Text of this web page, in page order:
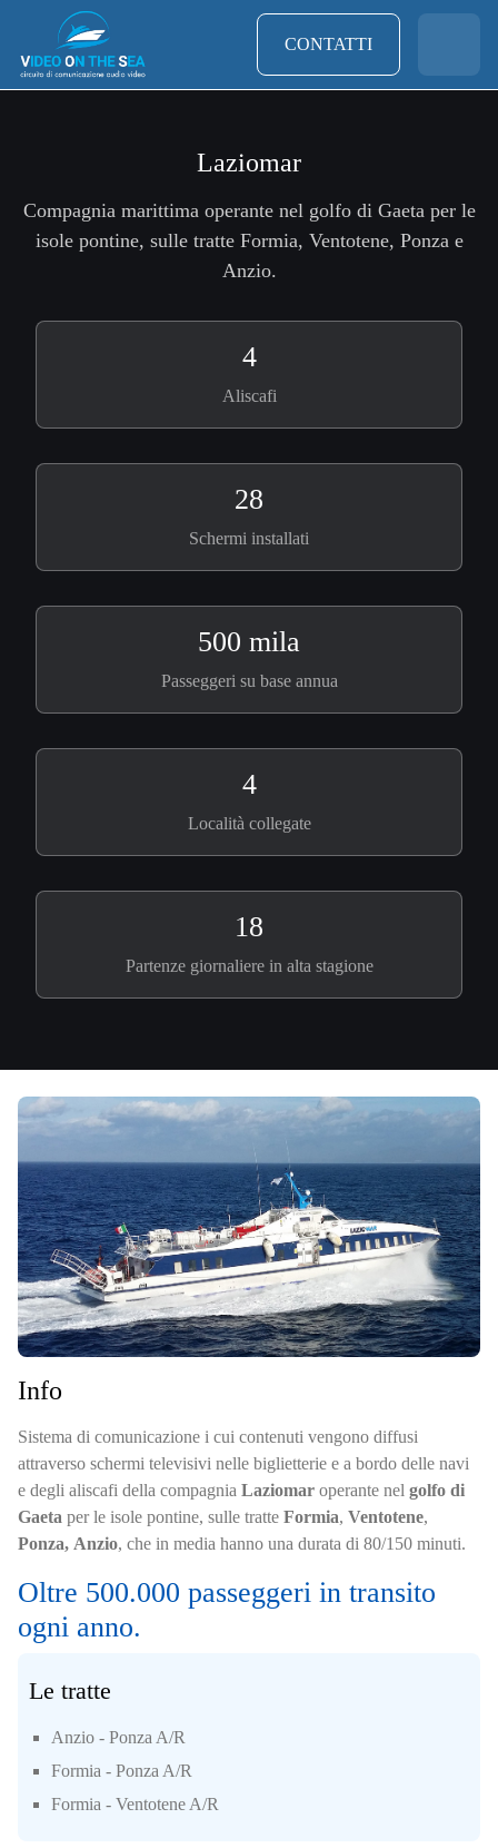
CONTATTI
Laziomar
Compagnia marittima operante nel golfo di Gaeta per le
isole pontine, sulle tratte Formia, Ventotene, Ponza e
Anzio.
4
Aliscafi
28
Schermi installati
500 mila
Passeggeri su base annua
4
Località collegate
18
Partenze giornaliere in alta stagione
Info
Sistema di comunicazione i cui contenuti vengono diffusi
attraverso schermi televisivi nelle biglietterie e a bordo delle navi
e degli aliscafi della compagnia Laziomar operante nel golfo di
Gaeta per le isole pontine, sulle tratte Formia, Ventotene,
Ponza, Anzio, che in media hanno una durata di 80/150 minuti.
Oltre 500.000 passeggeri in transito
ogni anno.
Le tratte
Anzio - Ponza A/R
Formia - Ponza A/R
Formia - Ventotene A/R